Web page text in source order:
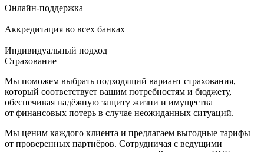
Онлайн-поддержка
Аккредитация во всех банках
Индивидуальный подход
Страхование
Мы поможем выбрать подходящий вариант страхования,
который соответствует вашим потребностям и бюджету,
обеспечивая надёжную защиту жизни и имущества
от финансовых потерь в случае неожиданных ситуаций.
Мы ценим каждого клиента и предлагаем выгодные тарифы
от проверенных партнёров. Сотрудничая с ведущими